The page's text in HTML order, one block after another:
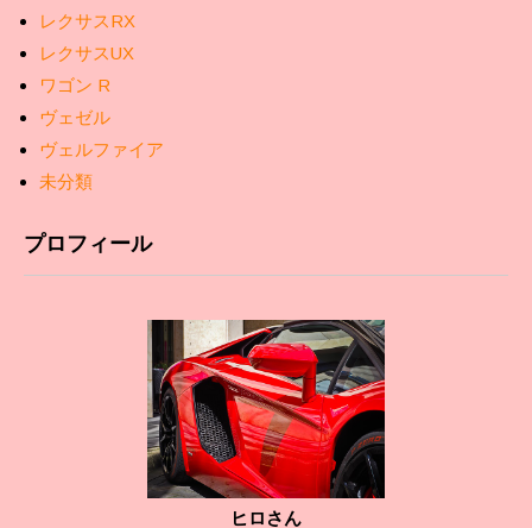
レクサスRX
レクサスUX
ワゴン R
ヴェゼル
ヴェルファイア
未分類
プロフィール
ヒロさん